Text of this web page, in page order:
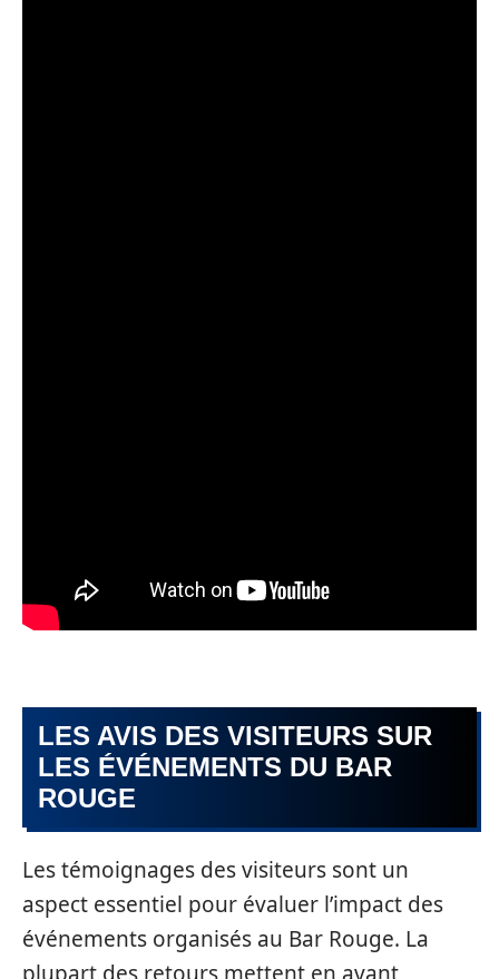
LES AVIS DES VISITEURS SUR
LES ÉVÉNEMENTS DU BAR
ROUGE
Les témoignages des visiteurs sont un
aspect essentiel pour évaluer l’impact des
événements organisés au Bar Rouge. La
plupart des retours mettent en avant